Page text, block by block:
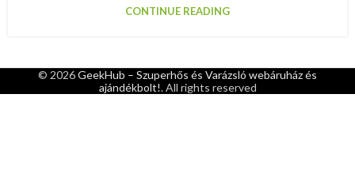
CONTINUE READING
© 2026GeekHub – Szuperhős és Varázsló webáruház és
ajándékbolt!. All rights reserved